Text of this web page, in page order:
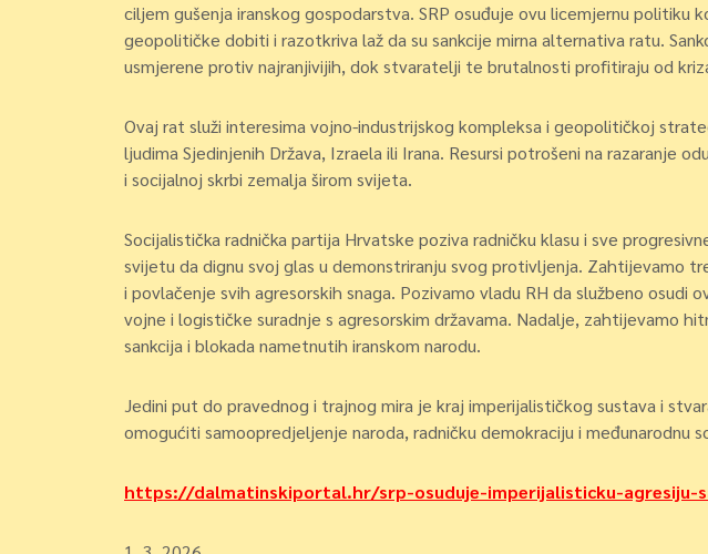
ciljem gušenja iranskog gospodarstva. SRP osuđuje ovu licemjernu politiku
geopolitičke dobiti i razotkriva laž da su sankcije mirna alternativa ratu.
usmjerene protiv najranjivijih, dok stvaratelji te brutalnosti profitiraju od
Ovaj rat služi interesima vojno-industrijskog kompleksa i geopolitičkoj
ljudima Sjedinjenih Država, Izraela ili Irana. Resursi potrošeni na razaranje
i socijalnoj skrbi zemalja širom svijeta.
Socijalistička radnička partija Hrvatske poziva radničku klasu i sve
svijetu da dignu svoj glas u demonstriranju svog protivljenja. Zahtijevamo
i povlačenje svih agresorskih snaga. Pozivamo vladu RH da službeno osudi
vojne i logističke suradnje s agresorskim državama. Nadalje, zahtijevamo
sankcija i blokada nametnutih iranskom narodu.
Jedini put do pravednog i trajnog mira je kraj imperijalističkog sustava i
omogućiti samoopredjeljenje naroda, radničku demokraciju i međunarodnu
https://dalmatinskiportal.hr/srp-osuduje-imperijalisticku-agresiju-